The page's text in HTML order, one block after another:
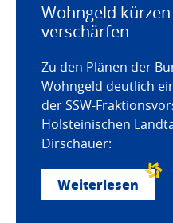
Wohngeld
verschärfen
Zu den Plänen der
Wohngeld deutlich
der SSW-
Holsteinischen
Dirschauer:
Weiterlesen